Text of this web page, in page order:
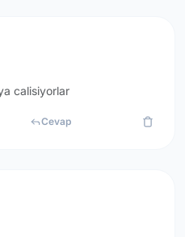
calisiyorlar
Cevap